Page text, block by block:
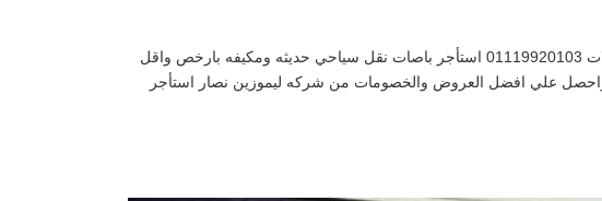
ايجار اتوبيسات للرحلات والنقل السياحي ,ايجار نقل سياحي استأجراتوبيسات 50 راكب مرسيدس لجميع الرحلات والتنقلات 01119920103 استأجر باصات نقل سياحي حديثه ومكيفه بارخص واقل
لرحلات المدارس والجامعات والشركات واحصل علي افضل العروض والخصومات من شركه ليموزين نصار استأجر